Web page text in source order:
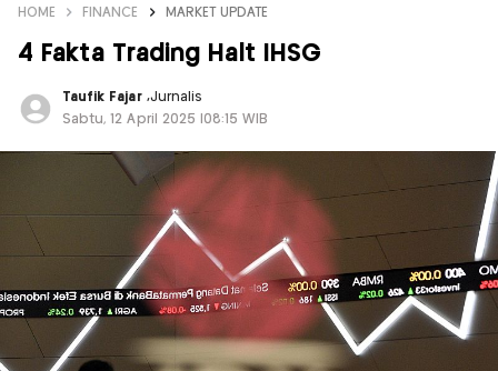
HOME FINANCE MARKET UPDATE
4 Fakta Trading Halt IHSG
Taufik Fajar ,Jurnalis
Sabtu, 12 April 2025 |08:15 WIB